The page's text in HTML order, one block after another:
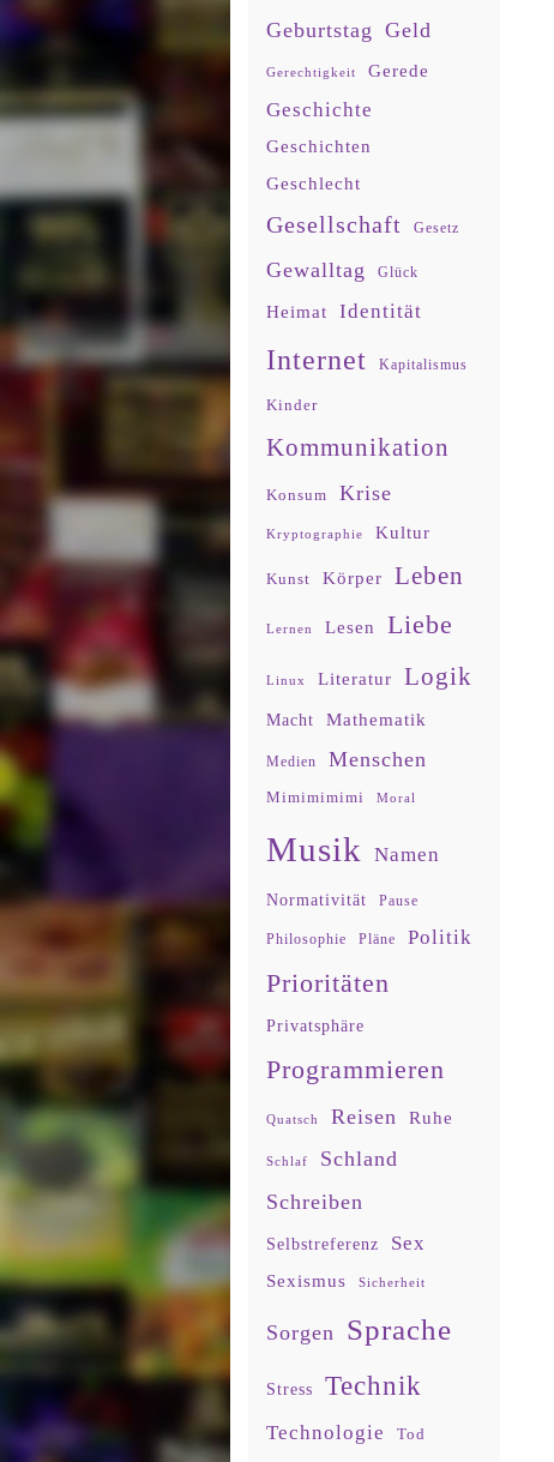
Geburtstag Geld
Gerechtigkeit Gerede
Geschichte
Geschichten
Geschlecht
Gesellschaft Gesetz
Gewalltag Glück
Heimat Identität
Internet Kapitalismus
Kinder
Kommunikation
Konsum Krise
Kryptographie Kultur
Kunst Körper Leben
Lernen Lesen Liebe
Linux Literatur Logik
Macht Mathematik
Medien Menschen
Mimimimimi Moral
Musik Namen
Normativität Pause
Philosophie Pläne Politik
Prioritäten
Privatsphäre
Programmieren
Quatsch Reisen Ruhe
Schlaf
Schland
Schreiben
Selbstreferenz Sex
Sexismus Sicherheit
Sorgen Sprache
Stress Technik
Technologie Tod